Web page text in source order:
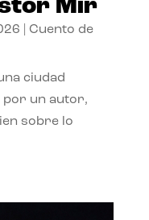
Mir
Cuento de
ciudad
por un autor,
sobre lo